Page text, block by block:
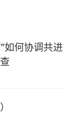
如何协调共进